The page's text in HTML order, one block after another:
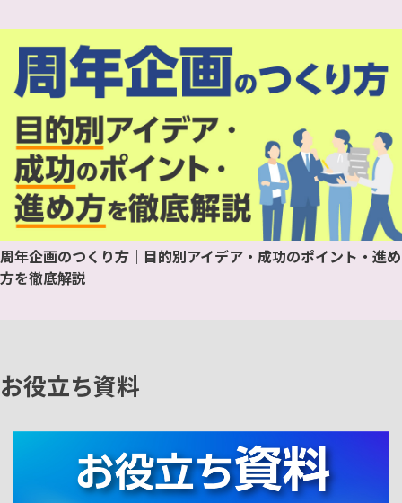
周年企画のつくり方｜目的別アイデア・成功のポイント・進め
方を徹底解説
お役立ち資料